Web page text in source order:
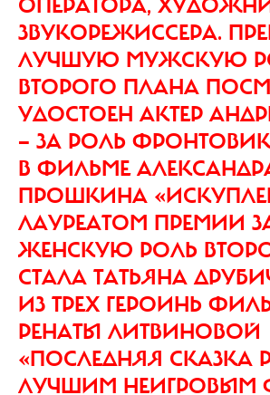
ОПЕРАТОРА,
ЗВУКОРЕЖИССЕРА.
ЛУЧШУЮ МУЖСКУЮ
ВТОРОГО ПЛАНА
УДОСТОЕН АКТЕР
— ЗА РОЛЬ
В ФИЛЬМЕ
ПРОШКИНА
ЛАУРЕАТОМ ПРЕМИИ
ЖЕНСКУЮ РОЛЬ
СТАЛА ТАТЬЯНА
ИЗ ТРЕХ ГЕРОИНЬ
РЕНАТЫ ЛИТВИНОВОЙ
«ПОСЛЕДНЯЯ СКАЗКА
ЛУЧШИМ НЕИГРОВЫМ